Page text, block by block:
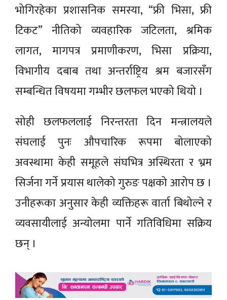
भोगिरहेका प्रशासनिक समस्या, “फ्री भिसा, फ्री
टिकट” नीतिको व्यवहारिक जटिलता, श्रमिक
लागत, मागपत्र प्रमाणीकरण, भिसा प्रक्रिया,
विभागीय दबाब तथा अन्तर्राष्ट्रिय श्रम बजारसँग
सम्बन्धित विषयमा गम्भीर छलफल भएको थियो ।
सोही छलफललाई निरन्तरता दिन मन्त्रालयले
संघलाई पुनः औपचारिक रूपमा बोलाएको
अवस्थामा केही समूहले संघभित्र अस्थिरता र भ्रम
सिर्जना गर्ने प्रयास थालेको गुरुङ पक्षको आरोप छ ।
उनीहरूका अनुसार केही व्यक्तिहरू वार्ता बिथोल्ने र
व्यवसायीलाई अन्योलमा पार्ने गतिविधिमा सक्रिय
छन् ।